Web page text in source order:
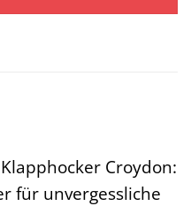
Klapphocker Croydon:
für unvergessliche